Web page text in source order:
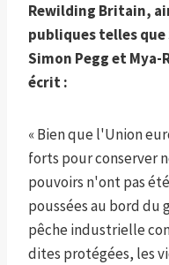
Rewilding Britain,
publiques telles que
Simon Pegg et Mya-
écrit :
« Bien que l'Union
forts pour conserver
pouvoirs n'ont pas
poussées au bord du
pêche industrielle
dites protégées, les